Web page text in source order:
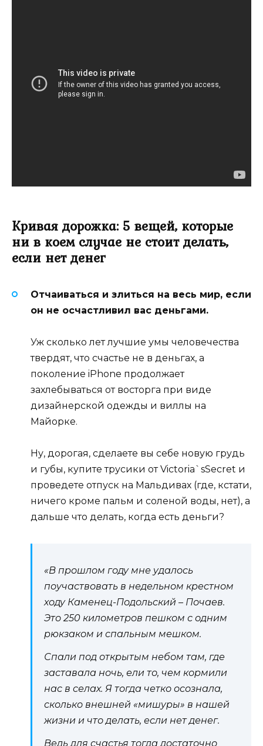
Кривая дорожка: 5 вещей, которые
ни в коем случае не стоит делать,
если нет денег
Отчаиваться и злиться на весь мир, если
он не осчастливил вас деньгами.
Уж сколько лет лучшие умы человечества
твердят, что счастье не в деньгах, а
поколение iPhone продолжает
захлебываться от восторга при виде
дизайнерской одежды и виллы на
Майорке.
Ну, дорогая, сделаете вы себе новую грудь
и губы, купите трусики от Victoria`sSecret и
проведете отпуск на Мальдивах (где, кстати,
ничего кроме пальм и соленой воды, нет), а
дальше что делать, когда есть деньги?
«В прошлом году мне удалось
поучаствовать в недельном крестном
ходу Каменец-Подольский – Почаев.
Это 250 километров пешком с одним
рюкзаком и спальным мешком.
Спали под открытым небом там, где
заставала ночь, ели то, чем кормили
нас в селах. Я тогда четко осознала,
сколько внешней «мишуры» в нашей
жизни и что делать, если нет денег.
Ведь для счастья тогда достаточно